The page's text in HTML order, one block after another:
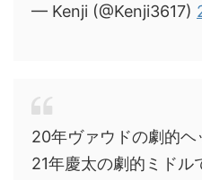
— Kenji (@Kenji3617)
20年ヴァウドの劇的ヘ
21年慶太の劇的ミドル